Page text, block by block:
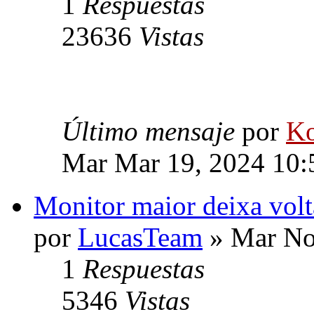
23636 Vistas
Último mensaje por
Mar Mar 19, 2024
Monitor maior deixa
por LucasTeam » Mar
1 Respuestas
5346 Vistas